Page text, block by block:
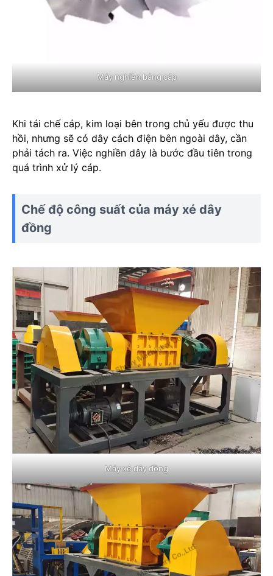
Máy nghiền bảng cáp
Khi tái chế cáp, kim loại bên trong chủ yếu được thu
hồi, nhưng sẽ có dây cách điện bên ngoài dây, cần
phải tách ra. Việc nghiền dây là bước đầu tiên trong
quá trình xử lý cáp.
Chế độ công suất của máy xé dây
đồng
Máy xé dây đồng